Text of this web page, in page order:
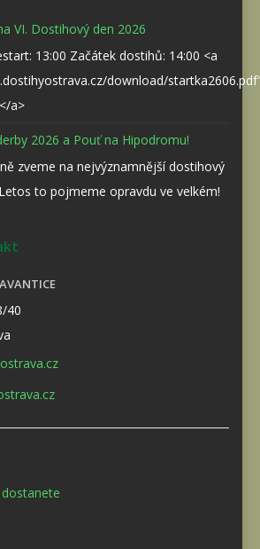
VI. Dostihový den 2026
13:00 Začátek dostihů: 14:00 <a
download/
a>
2026 a Pouť na Hipodromu!
zveme na nejvýznamnější dostihový
to pojmeme opravdu ve velkém!
40
dostanete